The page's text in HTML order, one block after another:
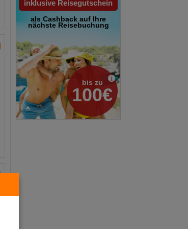
inklusive Reisegutschein
als Cashback auf Ihre
nächste Reisebuchung
bis zu
100€